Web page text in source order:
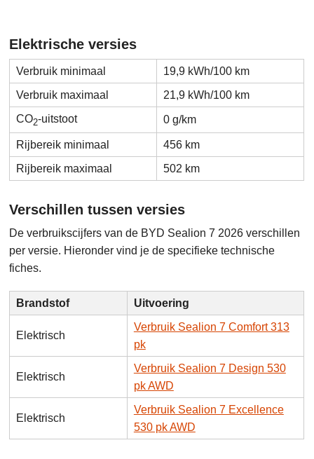
Elektrische versies
Verbruik minimaal
19,9 kWh/100 km
Verbruik maximaal
21,9 kWh/100 km
CO2-uitstoot 0 g/km
Rijbereik minimaal
456 km
Rijbereik maximaal
502 km
Verschillen tussen versies
De verbruikscijfers van de BYD Sealion 7 2026 verschillen
per versie. Hieronder vind je de specifieke technische
fiches.
Brandstof Uitvoering
Elektrisch
Verbruik Sealion 7 Comfort 313
pk
Elektrisch
Verbruik Sealion 7 Design 530
pk AWD
Elektrisch
Verbruik Sealion 7 Excellence
530 pk AWD